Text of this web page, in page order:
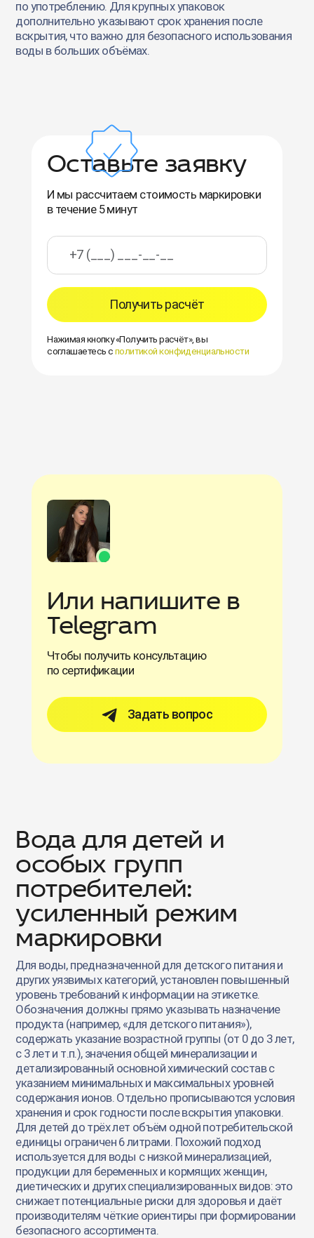
по употреблению. Для крупных упаковок
дополнительно указывают срок хранения после
вскрытия, что важно для безопасного использования
воды в больших объёмах.
Оставьте заявку
И мы рассчитаем стоимость маркировки
в течение 5 минут
Получить расчёт
Нажимая кнопку «Получить расчёт», вы
соглашаетесь с политикой конфиденциальности
Или напишите в
Telegram
Чтобы получить консультацию
по сертификации
Задать вопрос
Вода для детей и
особых групп
потребителей:
усиленный режим
маркировки
Для воды, предназначенной для детского питания и
других уязвимых категорий, установлен повышенный
уровень требований к информации на этикетке.
Обозначения должны прямо указывать назначение
продукта (например, «для детского питания»),
содержать указание возрастной группы (от 0 до 3 лет,
с 3 лет и т.п.), значения общей минерализации и
детализированный основной химический состав с
указанием минимальных и максимальных уровней
содержания ионов. Отдельно прописываются условия
хранения и срок годности после вскрытия упаковки.
Для детей до трёх лет объём одной потребительской
единицы ограничен 6 литрами. Похожий подход
используется для воды с низкой минерализацией,
продукции для беременных и кормящих женщин,
диетических и других специализированных видов: это
снижает потенциальные риски для здоровья и даёт
производителям чёткие ориентиры при формировании
безопасного ассортимента.